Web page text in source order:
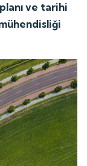
ve tarihi